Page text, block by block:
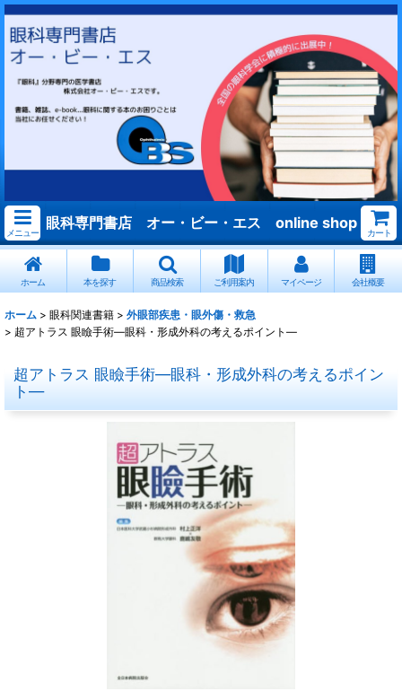
メニュー
眼科専門書店 オー・ビー・エス online shop
カート
ホーム 本を探す 商品検索 ご利用案内 マイページ 会社概要
ホーム > 眼科関連書籍 > 外眼部疾患・眼外傷・救急
> 超アトラス 眼瞼手術―眼科・形成外科の考えるポイント―
超アトラス 眼瞼手術―眼科・形成外科の考えるポイン
ト―